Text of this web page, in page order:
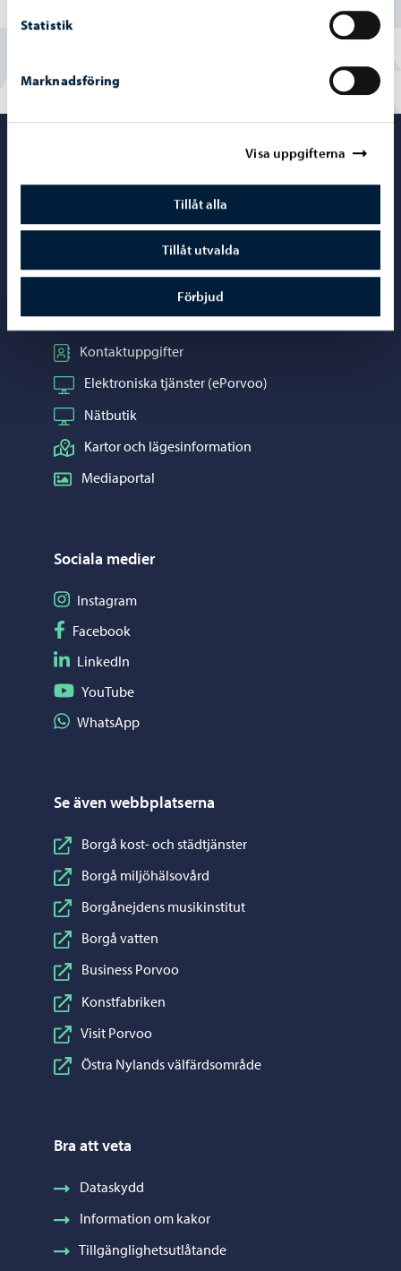
Statistik
Marknadsföring
Visa uppgifterna
Tillåt alla
Tillåt utvalda
Förbjud
Porvoo – Gå
Kontaktuppgifter
Telefonrådgivning: 020 692 250
Kontaktuppgifter
Elektroniska tjänster (ePorvoo)
Nätbutik
Kartor och lägesinformation
Mediaportal
Sociala medier
Följ på Instagram
Instagram
Följ på Facebook
Facebook
Följ på LinkedIn
LinkedIn
Följ på YouTube
YouTube
Dela på WhatsApp
WhatsApp
Se även webbplatserna
Borgå kost- och städtjänster
Borgå miljöhälsovård
Borgånejdens musikinstitut
Borgå vatten
Business Porvoo
Konstfabriken
Visit Porvoo
Östra Nylands välfärdsområde
Bra att veta
Dataskydd
Information om kakor
Tillgänglighetsutlåtande